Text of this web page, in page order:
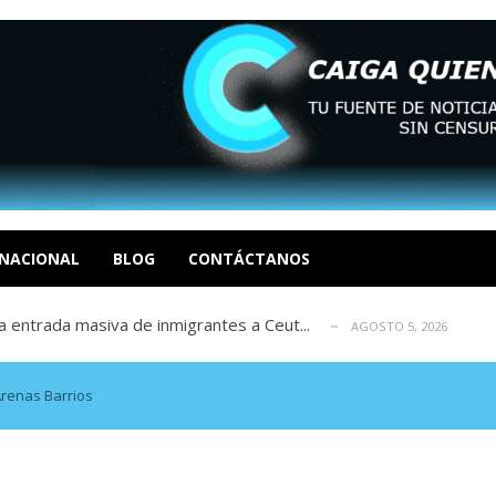
BLOG CONTÁCTANOS
I por la libertad inmediata de l... AGOSTO 5, 2026
revisión de su solicitud de l... AGOSTO 5, 2026
según ONG AGOSTO 5, 2026
entrada masiva de inmigrantes a Ceut...
La tragedia de Venezuela no admi... AGOSTO 5, 2026
I por la libertad inmediata de l... AGOSTO 5, 2026
revisión de su solicitud de l...
según ONG AGOSTO 5, 2026
Barrios